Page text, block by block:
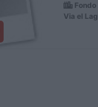
Fondo
Via el